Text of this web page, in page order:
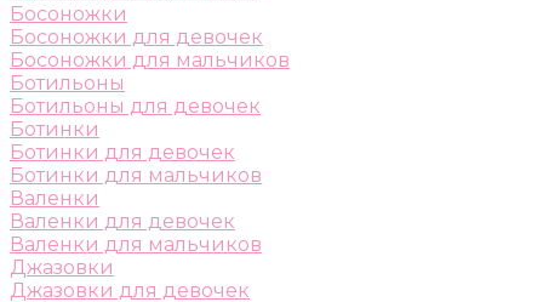
Босоножки
Босоножки для девочек
Босоножки для мальчиков
Ботильоны
Ботильоны для девочек
Ботинки
Ботинки для девочек
Ботинки для мальчиков
Валенки
Валенки для девочек
Валенки для мальчиков
Джазовки
Джазовки для девочек